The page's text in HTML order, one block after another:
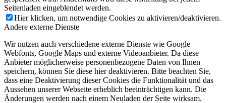
Seitenladen eingeblendet werden.
Hier klicken, um notwendige Cookies zu aktivieren/deaktivieren.
Andere externe Dienste
Wir nutzen auch verschiedene externe Dienste wie Google
Webfonts, Google Maps und externe Videoanbieter. Da diese
Anbieter möglicherweise personenbezogene Daten von Ihnen
speichern, können Sie diese hier deaktivieren. Bitte beachten Sie,
dass eine Deaktivierung dieser Cookies die Funktionalität und das
Aussehen unserer Webseite erheblich beeinträchtigen kann. Die
Änderungen werden nach einem Neuladen der Seite wirksam.